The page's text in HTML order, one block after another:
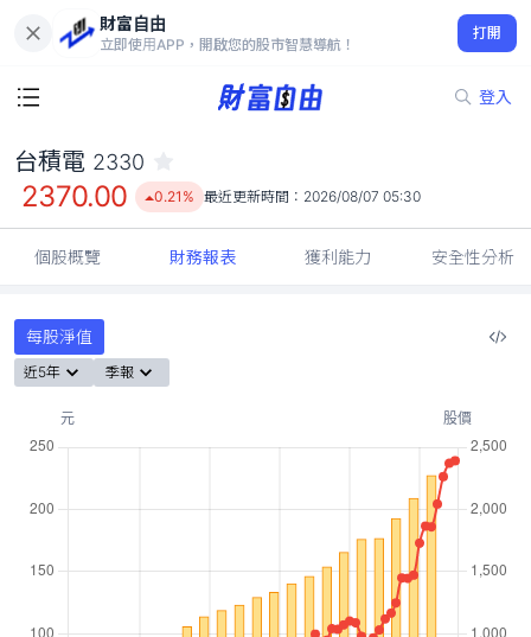
財富自由
立即使用APP，開啟您的股市智慧導航！
打開
登入
2370.00
0.21%
台積電 2330
2370.00 0.21% 最近更新時間： 2026/08/07 05:30
個股概覽 財務報表 獲利能力 安全性分析
每股淨值
近5年 季報